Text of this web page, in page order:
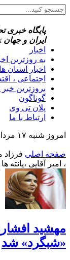
پایگاه خبری
ایران و جهان
اخبار
به روزترین
اخبار استان ها
اجتماعی ،
بروزترین
گوناگون
پلان تی وی
ارتباط با ما
امروز شنبه ۱۷ مرداد ۱۴۰۵ - Saturday 8 August 2026
صفحه اصلی فرزاد
، امیر آقایی ،پانته
مهشید
«شبگرد» شد